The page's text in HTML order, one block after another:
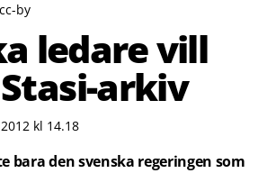
by
ledare vill
arkiv
kl 14.18
bara den svenska regeringen som